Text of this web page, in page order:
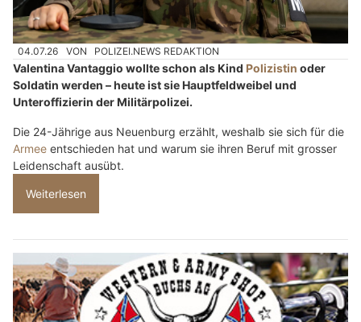
04.07.26 VON POLIZEI.NEWS REDAKTION
Valentina Vantaggio wollte schon als Kind Polizistin oder
Soldatin werden – heute ist sie Hauptfeldweibel und
Unteroffizierin der Militärpolizei.
Die 24-Jährige aus Neuenburg erzählt, weshalb sie sich für die
Armee entschieden hat und warum sie ihren Beruf mit grosser
Leidenschaft ausübt.
Weiterlesen